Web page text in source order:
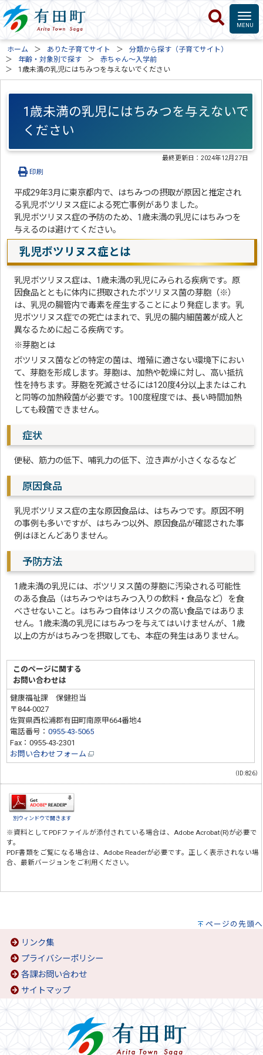
ホーム ありた子育てサイト
分類から探す（子育てサイト）
年齢・対象別で探す
赤ちゃん～入学前
1歳未満の乳児にはちみつを与えないでください
1歳未満の乳児にはちみつを与えないで
ください
最終更新日：2024年12月27日
印刷
平成29年3月に東京都内で、はちみつの摂取が原因と推定され
る乳児ボツリヌス症による死亡事例がありました。
乳児ボツリヌス症の予防のため、1歳未満の乳児にはちみつを
与えるのは避けてください。
乳児ボツリヌス症とは
乳児ボツリヌス症は、1歳未満の乳児にみられる疾病です。原
因食品とともに体内に摂取されたボツリヌス菌の芽胞（※）
は、乳児の腸管内で毒素を産生することにより発症します。乳
児ボツリヌス症での死亡はまれで、乳児の腸内細菌叢が成人と
異なるために起こる疾病です。
※芽胞とは
ボツリヌス菌などの特定の菌は、増殖に適さない環境下におい
て、芽胞を形成します。芽胞は、加熱や乾燥に対し、高い抵抗
性を持ちます。芽胞を死滅させるには120度4分以上またはこれ
と同等の加熱殺菌が必要です。100度程度では、長い時間加熱
しても殺菌できません。
症状
便秘、筋力の低下、哺乳力の低下、泣き声が小さくなるなど
原因食品
乳児ボツリヌス症の主な原因食品は、はちみつです。原因不明
の事例も多いですが、はちみつ以外、原因食品が確認された事
例はほとんどありません。
予防方法
1歳未満の乳児には、ボツリヌス菌の芽胞に汚染される可能性
のある食品（はちみつやはちみつ入りの飲料・食品など）を食
べさせないこと。はちみつ自体はリスクの高い食品ではありま
せん。1歳未満の乳児にはちみつを与えてはいけませんが、1歳
以上の方がはちみつを摂取しても、本症の発生はありません。
このページに関する
お問い合わせは
健康福祉課 保健担当
〒844-0027
佐賀県西松浦郡有田町南原甲664番地4
電話番号：0955-43-5065
Fax：0955-43-2301
お問い合わせフォーム
（ID:826）
別ウィンドウで開きます
※資料としてPDFファイルが添付されている場合は、 Adobe Acrobat(R)が必要で
す。
PDF書類をご覧になる場合は、 Adobe Readerが必要です。正しく表示されない場
合、最新バージョンをご利用ください。
ページの先頭へ
リンク集
プライバシーポリシー
各課お問い合わせ
サイトマップ